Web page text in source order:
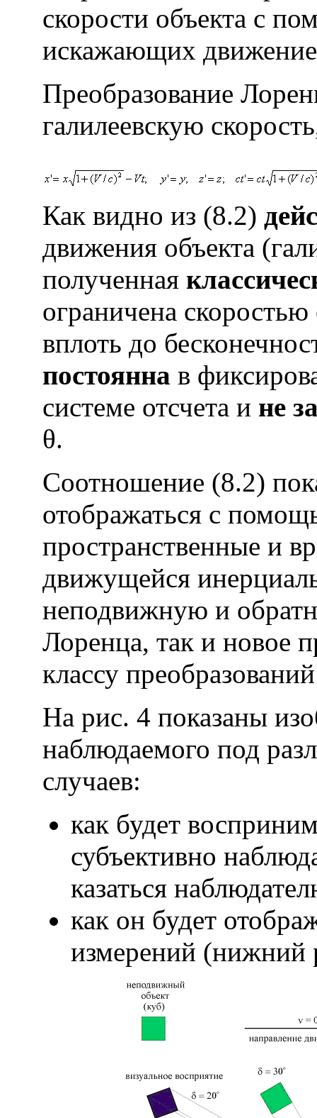
скорости объекта с
искажающих
Преобразование
галилеевскую
Как видно из (8.2)
движения объекта
полученная
ограничена
вплоть до
постоянна в
системе отсчета и не
θ.
Соотношение (8.2)
отображаться с
пространственные и
движущейся
неподвижную и
Лоренца, так и новое
классу
На рис. 4 показаны
наблюдаемого под
случаев:
как будет
субъективно
казаться
как он будет
измерений (нижний